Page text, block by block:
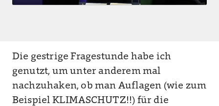
Die gestrige Fragestunde habe ich
genutzt, um unter anderem mal
nachzuhaken, ob man Auflagen (wie zum
Beispiel KLIMASCHUTZ!!) für die